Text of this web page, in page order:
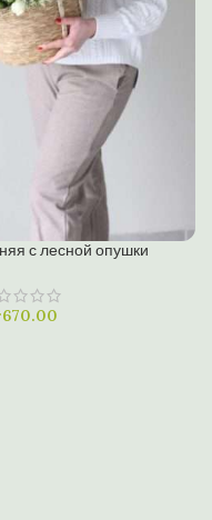
с лесной опушки
670.00